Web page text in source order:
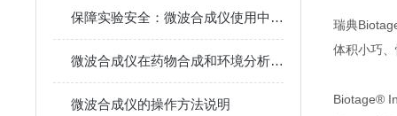
保障实验安全：微波合成仪使用中的注意事项
微波合成仪在药物合成和环境分析中的应用
微波合成仪的操作方法说明
瑞典
体积小巧
Biotage®